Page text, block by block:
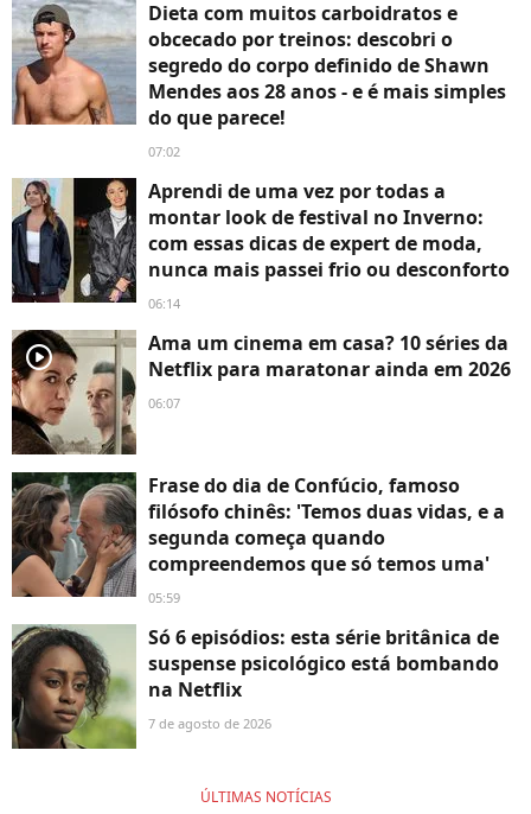
Dieta com muitos carboidratos e
obcecado por treinos: descobri o
segredo do corpo definido de Shawn
Mendes aos 28 anos - e é mais simples
do que parece!
07:02
Aprendi de uma vez por todas a
montar look de festival no Inverno:
com essas dicas de expert de moda,
nunca mais passei frio ou desconforto
06:14
player2
Ama um cinema em casa? 10 séries da
Netflix para maratonar ainda em 2026
06:07
Frase do dia de Confúcio, famoso
filósofo chinês: 'Temos duas vidas, e a
segunda começa quando
compreendemos que só temos uma'
05:59
Só 6 episódios: esta série britânica de
suspense psicológico está bombando
na Netflix
7 de agosto de 2026
ÚLTIMAS NOTÍCIAS